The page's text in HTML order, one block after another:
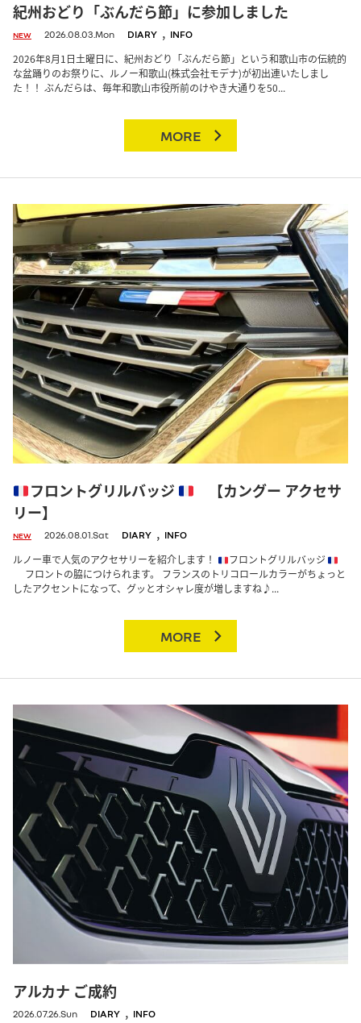
紀州おどり「ぶんだら節」に参加しました
NEW 2026.08.03.Mon DIARY , INFO
2026年8月1日土曜日に、紀州おどり「ぶんだら節」という和歌山市の伝統的
な盆踊りのお祭りに、ルノー和歌山(株式会社モデナ)が初出連いたしまし
た！！ ぶんだらは、毎年和歌山市役所前のけやき大通りを50...
MORE
フロントグリルバッジ
【カングー アクセサ
リー】
NEW 2026.08.01.Sat DIARY , INFO
ルノー車で人気のアクセサリーを紹介します！
フロントグリルバッジ
フロントの脇につけられます。 フランスのトリコロールカラーがちょっと
したアクセントになって、グッとオシャレ度が増しますね♪...
MORE
アルカナ ご成約
2026.07.26.Sun DIARY , INFO